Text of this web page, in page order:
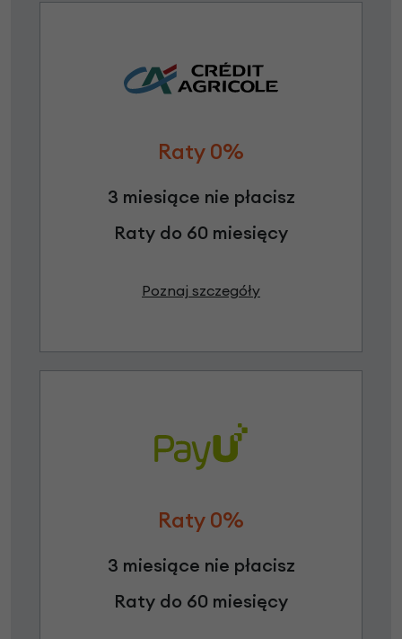
Raty 0%
3 miesiące nie płacisz
Raty do 60 miesięcy
Poznaj szczegóły
Raty 0%
3 miesiące nie płacisz
Raty do 60 miesięcy